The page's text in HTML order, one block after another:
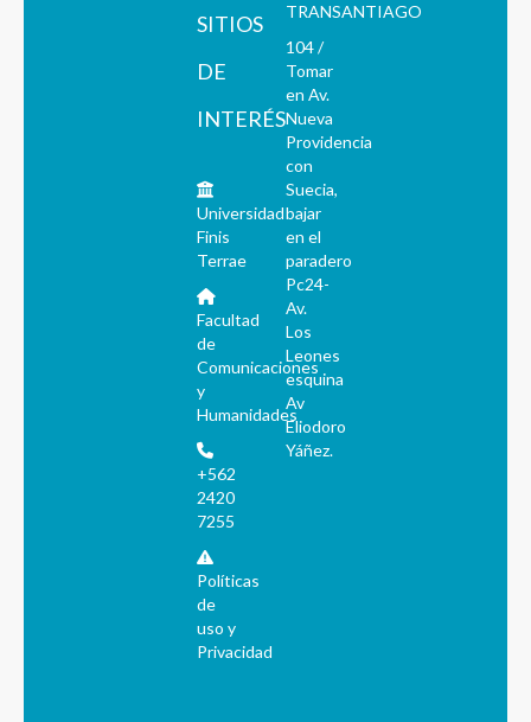
SITIOS
DE
INTERÉS
Universidad
Finis
Terrae
Facultad
de
Comunicaciones
y
Humanidades
+562
2420
7255
Políticas
de
uso y
Privacidad
TRANSANTIAGO
104 /
Tomar
en Av.
Nueva
Providencia
con
Suecia,
bajar
en el
paradero
Pc24-
Av.
Los
Leones
esquina
Av
Eliodoro
Yáñez.